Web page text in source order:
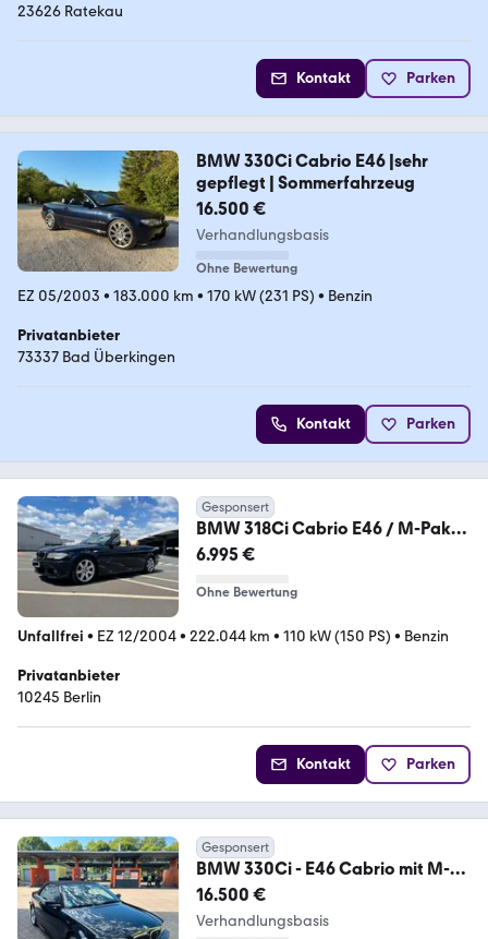
23626 Ratekau
Kontakt Parken
BMW 330Ci Cabrio E46 |sehr
gepflegt | Sommerfahrzeug
16.500 €
Verhandlungsbasis
Ohne Bewertung
EZ 05/2003 • 183.000 km • 170 kW (231 PS) • Benzin
Privatanbieter
73337 Bad Überkingen
Kontakt Parken
Gesponsert
BMW 318Ci Cabrio E46 / M-Paket
/ Xenon / CarPlay
6.995 €
Ohne Bewertung
Unfallfrei • EZ 12/2004• 222.044 km • 110 kW (150 PS) • Benzin
Privatanbieter
10245 Berlin
Kontakt Parken
Gesponsert
BMW 330Ci - E46 Cabrio mit M-
Sportpaket Facelift
16.500 €
Verhandlungsbasis